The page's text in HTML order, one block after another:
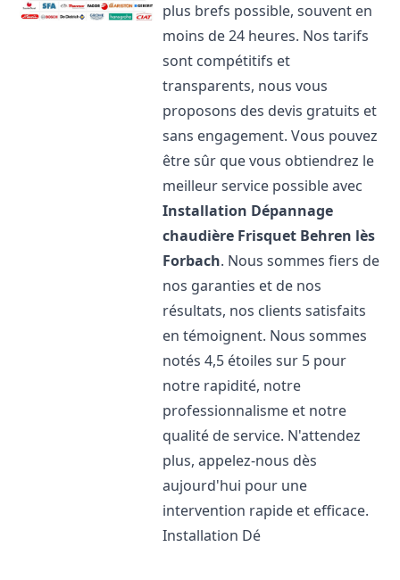
plus brefs possible, souvent en
moins de 24 heures. Nos tarifs
sont compétitifs et
transparents, nous vous
proposons des devis gratuits et
sans engagement. Vous pouvez
être sûr que vous obtiendrez le
meilleur service possible avec
Installation Dépannage
chaudière Frisquet Behren lès
Forbach. Nous sommes fiers de
nos garanties et de nos
résultats, nos clients satisfaits
en témoignent. Nous sommes
notés 4,5 étoiles sur 5 pour
notre rapidité, notre
professionnalisme et notre
qualité de service. N'attendez
plus, appelez-nous dès
aujourd'hui pour une
intervention rapide et efficace.
Installation Dé